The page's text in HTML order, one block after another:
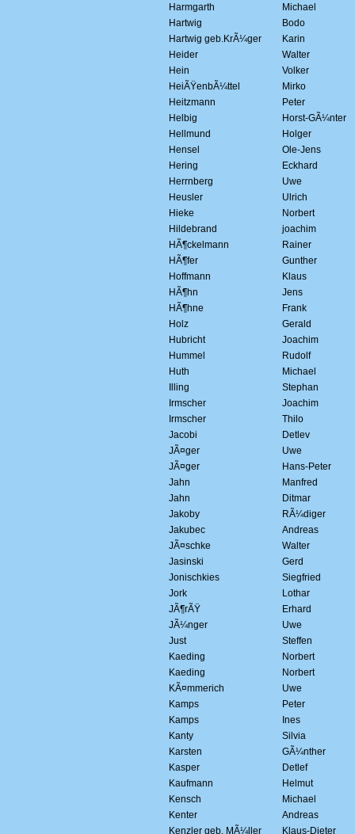
Harmgarth
Michael
Hartwig
Bodo
Hartwig geb.KrÃ¼ger
Karin
Heider
Walter
Hein
Volker
HeiÃŸenbÃ¼ttel
Mirko
Heitzmann
Peter
Helbig
Horst-GÃ¼nter
Hellmund
Holger
Hensel
Ole-Jens
Hering
Eckhard
Herrnberg
Uwe
Heusler
Ulrich
Hieke
Norbert
Hildebrand
joachim
HÃ¶ckelmann
Rainer
HÃ¶fer
Gunther
Hoffmann
Klaus
HÃ¶hn
Jens
HÃ¶hne
Frank
Holz
Gerald
Hubricht
Joachim
Hummel
Rudolf
Huth
Michael
Illing
Stephan
Irmscher
Joachim
Irmscher
Thilo
Jacobi
Detlev
JÃ¤ger
Uwe
JÃ¤ger
Hans-Peter
Jahn
Manfred
Jahn
Ditmar
Jakoby
RÃ¼diger
Jakubec
Andreas
JÃ¤schke
Walter
Jasinski
Gerd
Jonischkies
Siegfried
Jork
Lothar
JÃ¶rÃŸ
Erhard
JÃ¼nger
Uwe
Just
Steffen
Kaeding
Norbert
Kaeding
Norbert
KÃ¤mmerich
Uwe
Kamps
Peter
Kamps
Ines
Kanty
Silvia
Karsten
GÃ¼nther
Kasper
Detlef
Kaufmann
Helmut
Kensch
Michael
Kenter
Andreas
Kenzler geb. MÃ¼ller
Klaus-Dieter